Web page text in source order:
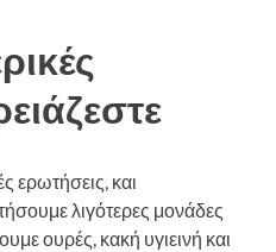
ερωτήσεις, και
λιγότερες μονάδες
ουρές, κακή υγιεινή και